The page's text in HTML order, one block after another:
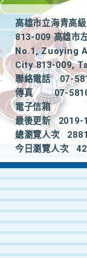
高雄市立海青高
813-009 高雄市
No.1, Zuoying
City 813-009,
聯絡電話
07-
傳真
07-
電子信箱
最後更新
2019-
總瀏覽人次
今日瀏覽人次